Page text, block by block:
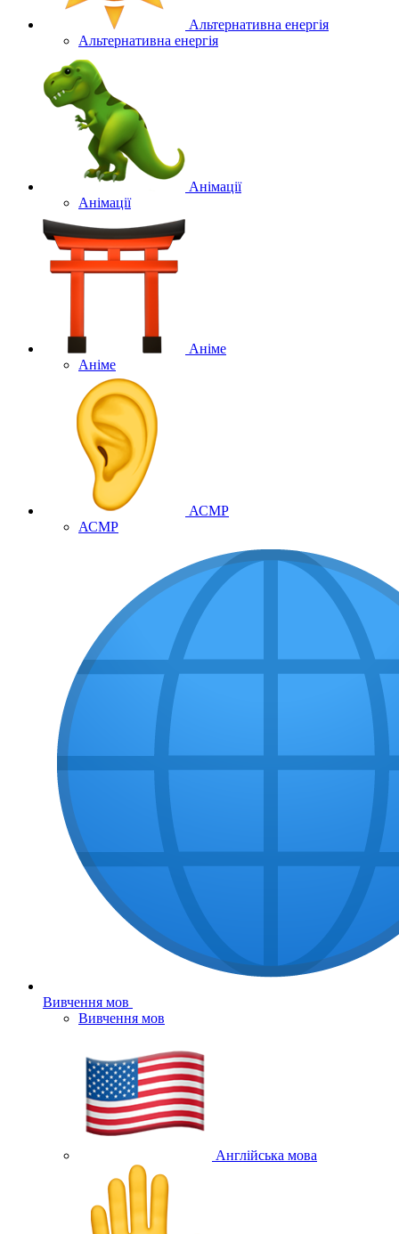
Альтернативна енергія
Альтернативна енергія
Анімації
Анімації
Аніме
Аніме
АСМР
АСМР
Вивчення мов
Вивчення мов
Англійська мова